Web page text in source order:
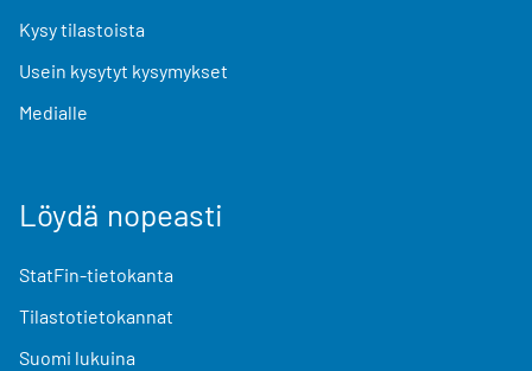
Kysy tilastoista
Usein kysytyt kysymykset
Medialle
Löydä nopeasti
StatFin-tietokanta
Tilastotietokannat
Suomi lukuina